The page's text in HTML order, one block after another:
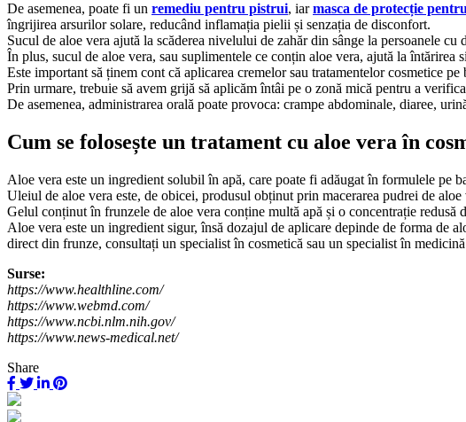
De asemenea, poate fi un remediu pentru pistrui, iarmasca de protecție
îngrijirea arsurilor solare, reducând inflamația pielii și senzația de disconfort.
Sucul de aloe vera ajută la scăderea nivelului de zahăr din sânge la persoanele
În plus, sucul de aloe vera, sau suplimentele ce conțin aloe vera, ajută la
Este important să ținem cont că aplicarea cremelor sau tratamentelor cosmetice
Prin urmare, trebuie să avem grijă să aplicăm întâi pe o zonă mică pentru a
De asemenea, administrarea orală poate provoca: crampe abdominale, diaree,
Cum se folosește un tratament cu aloe vera în
Aloe vera este un ingredient solubil în apă, care poate fi adăugat în formulele pe
Uleiul de aloe vera este, de obicei, produsul obținut prin macerarea pudrei de
Gelul conținut în frunzele de aloe vera conține multă apă și o concentrație redusă
Aloe vera este un ingredient sigur, însă dozajul de aplicare depinde de forma
direct din frunze, consultați un specialist în cosmetică sau un specialist în
Surse:
https://www.healthline.com/
https://www.webmd.com/
https://www.ncbi.nlm.nih.gov/
https://www.news-medical.net/
Share